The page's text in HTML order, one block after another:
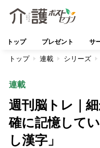
トップ プレゼント サ
トップ 連載 シリーズ
連載
週刊脳トレ｜
確に記憶して
し漢字」